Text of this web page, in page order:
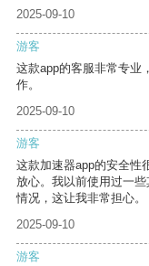
2025-09-10
游客
这款app的客服非常专业
作。
2025-09-10
游客
这款加速器app的安全性
放心。我以前使用过一
情况，这让我非常担心。
2025-09-10
游客